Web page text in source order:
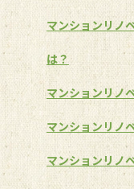
マンションリノ
は？
マンションリノ
マンションリノ
マンションリノ